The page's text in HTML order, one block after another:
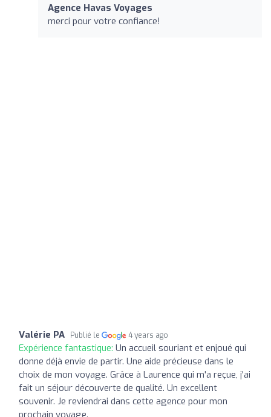
Agence Havas Voyages
merci pour votre confiance!
Valérie PA Publié le 4 years ago
Expérience fantastique: Un accueil souriant et enjoué qui
donne déjà envie de partir. Une aide précieuse dans le
choix de mon voyage. Grâce à Laurence qui m'a reçue, j'ai
fait un séjour découverte de qualité. Un excellent
souvenir. Je reviendrai dans cette agence pour mon
prochain voyage.